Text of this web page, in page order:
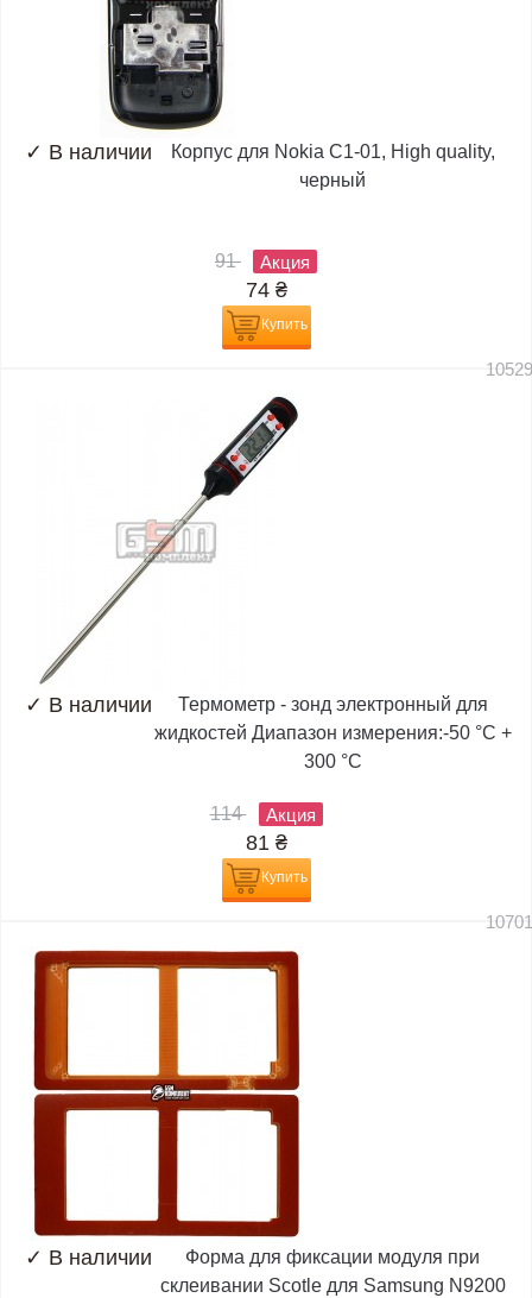
✓ В наличии
Корпус для Nokia C1-01, High quality,
черный
91 Акция
74 ₴
Купить
✓ В наличии
Термометр - зонд электронный для
жидкостей Диапазон измерения:-50 °C +
300 °C
114 Акция
81 ₴
Купить
✓ В наличии
Форма для фиксации модуля при
склеивании Scotle для Samsung N9200